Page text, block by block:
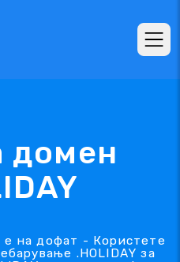
домен
е на дофат - Користете
.HOLIDAY за